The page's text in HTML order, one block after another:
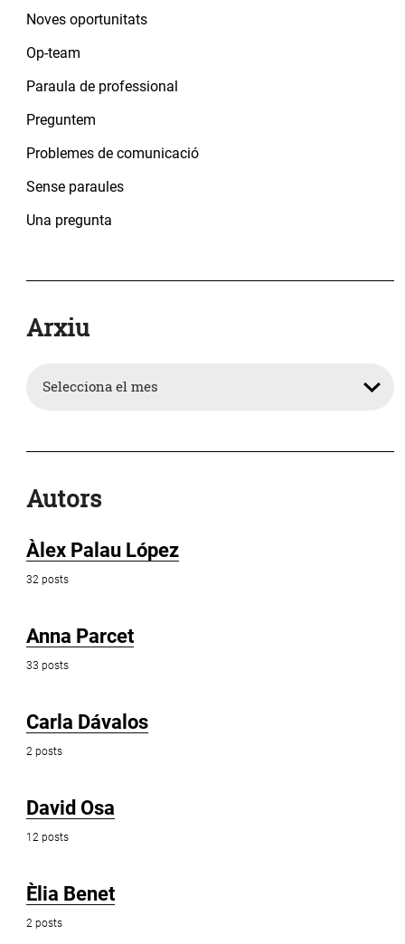
Noves oportunitats
Op-team
Paraula de professional
Preguntem
Problemes de comunicació
Sense paraules
Una pregunta
Arxiu
Autors
Àlex Palau López
32 posts
Anna Parcet
33 posts
Carla Dávalos
2 posts
David Osa
12 posts
Èlia Benet
2 posts